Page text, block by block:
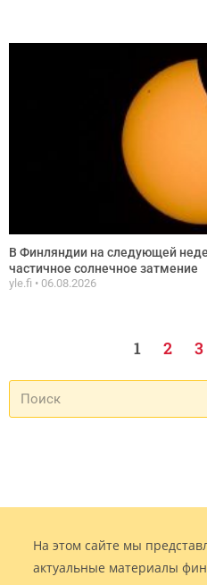
В Финляндии на следующей
частичное солнечное затмение
yle.fi 06.08.2026
1 2 3
На этом сайте мы
актуальные материалы